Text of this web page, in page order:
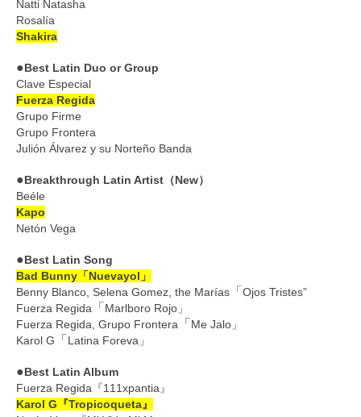
Natti Natasha
Rosalía
Shakira
●Best Latin Duo or Group
Clave Especial
Fuerza Regida
Grupo Firme
Grupo Frontera
Julión Álvarez y su Norteño Banda
●Breakthrough Latin Artist（New）
Beéle
Kapo
Netón Vega
●Best Latin Song
Bad Bunny「Nuevayol」
Benny Blanco, Selena Gomez, the Marías 「 Ojos Tristes”
Fuerza Regida 「 Marlboro Rojo」
Fuerza Regida, Grupo Frontera 「 Me Jalo」
Karol G 「 Latina Foreva」
●Best Latin Album
Fuerza Regida『111xpantia』
Karol G『Tropicoqueta』